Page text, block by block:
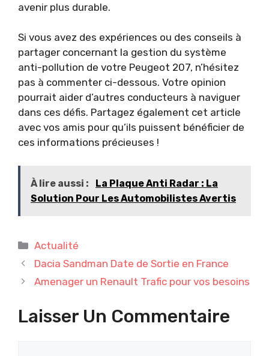
avenir plus durable.
Si vous avez des expériences ou des conseils à
partager concernant la gestion du système
anti-pollution de votre Peugeot 207, n’hésitez
pas à commenter ci-dessous. Votre opinion
pourrait aider d’autres conducteurs à naviguer
dans ces défis. Partagez également cet article
avec vos amis pour qu’ils puissent bénéficier de
ces informations précieuses !
À lire aussi :
La Plaque Anti Radar : La
Solution Pour Les Automobilistes Avertis
Catégories
Actualité
Dacia Sandman Date de Sortie en France
Amenager un Renault Trafic pour vos besoins
Laisser Un Commentaire